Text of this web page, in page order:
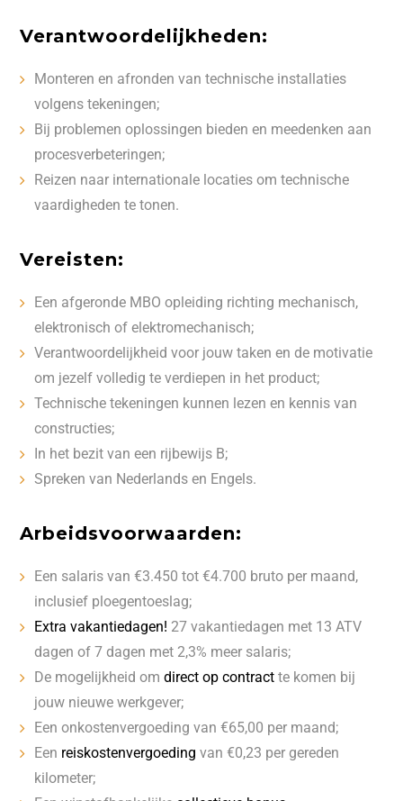
Verantwoordelijkheden:
Monteren en afronden van technische installaties
volgens tekeningen;
Bij problemen oplossingen bieden en meedenken aan
procesverbeteringen;
Reizen naar internationale locaties om technische
vaardigheden te tonen.
Vereisten:
Een afgeronde MBO opleiding richting mechanisch,
elektronisch of elektromechanisch;
Verantwoordelijkheid voor jouw taken en de motivatie
om jezelf volledig te verdiepen in het product;
Technische tekeningen kunnen lezen en kennis van
constructies;
In het bezit van een rijbewijs B;
Spreken van Nederlands en Engels.
Arbeidsvoorwaarden:
Een salaris van €3.450 tot €4.700 bruto per maand,
inclusief ploegentoeslag;
Extra vakantiedagen! 27 vakantiedagen met 13 ATV
dagen of 7 dagen met 2,3% meer salaris;
De mogelijkheid om direct op contract te komen bij
jouw nieuwe werkgever;
Een onkostenvergoeding van €65,00 per maand;
Een reiskostenvergoeding van €0,23 per gereden
kilometer;